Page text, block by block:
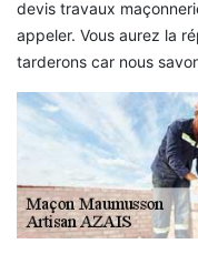
devis travaux
appeler. Vous aurez la
tarderons car nous